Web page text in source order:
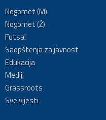
Nogomet (M)
Nogomet (Ž)
Futsal
Saopštenja za javnost
Edukacija
Mediji
Grassroots
Sve vijesti